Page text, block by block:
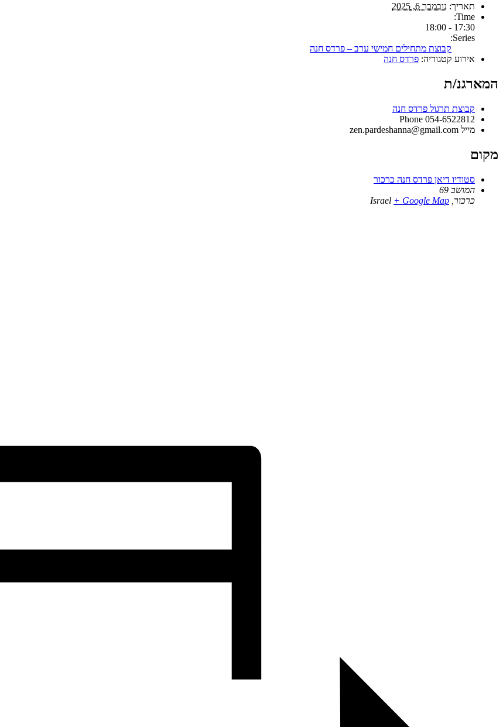
תאריך: נובמבר 6, 2025
Time:
17:30 - 18:00
Series:
קבוצת מתחילים חמישי ערב – פרדס חנה
אירוע קטגוריה: פרדס חנה
המארגנ/ת
קבוצת תרגול פרדס חנה
Phone 054-6522812
מייל zen.pardeshanna@gmail.com
מקום
סטודיו דיאן פרדס חנה כרכור
המושב 69
כרכור
Israel + Google Map